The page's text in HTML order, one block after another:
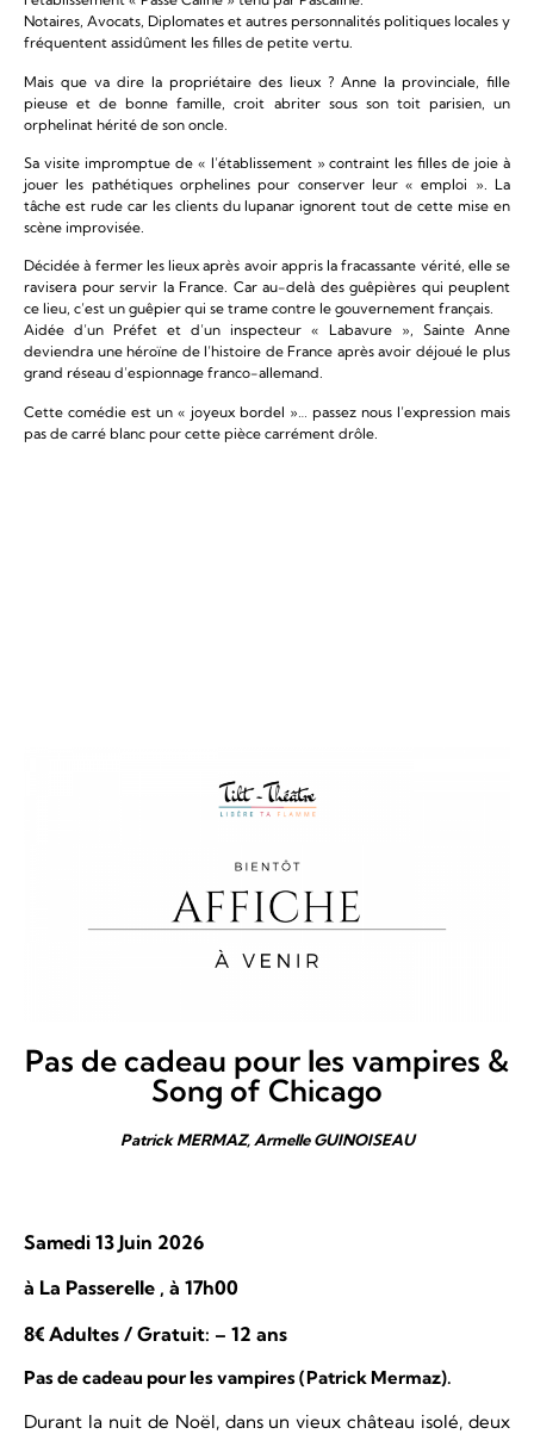
Notaires, Avocats, Diplomates et autres personnalités politiques locales y
fréquentent assidûment les filles de petite vertu.
Mais que va dire la propriétaire des lieux ? Anne la provinciale, fille
pieuse et de bonne famille, croit abriter sous son toit parisien, un
orphelinat hérité de son oncle.
Sa visite impromptue de « l’établissement » contraint les filles de joie à
jouer les pathétiques orphelines pour conserver leur « emploi ». La
tâche est rude car les clients du lupanar ignorent tout de cette mise en
scène improvisée.
Décidée à fermer les lieux après avoir appris la fracassante vérité, elle se
ravisera pour servir la France. Car au-delà des guêpières qui peuplent
ce lieu, c’est un guêpier qui se trame contre le gouvernement français.
Aidée d’un Préfet et d’un inspecteur « Labavure », Sainte Anne
deviendra une héroïne de l’histoire de France après avoir déjoué le plus
grand réseau d’espionnage franco-allemand.
Cette comédie est un « joyeux bordel »… passez nous l’expression mais
pas de carré blanc pour cette pièce carrément drôle.
Pas de cadeau pour les vampires &
Song of Chicago
Patrick MERMAZ, Armelle GUINOISEAU
Samedi 13 Juin 2026
à La Passerelle , à 17h00
8€ Adultes / Gratuit: – 12 ans
Pas de cadeau pour les vampires (Patrick Mermaz).
Durant la nuit de Noël, dans un vieux château isolé, deux